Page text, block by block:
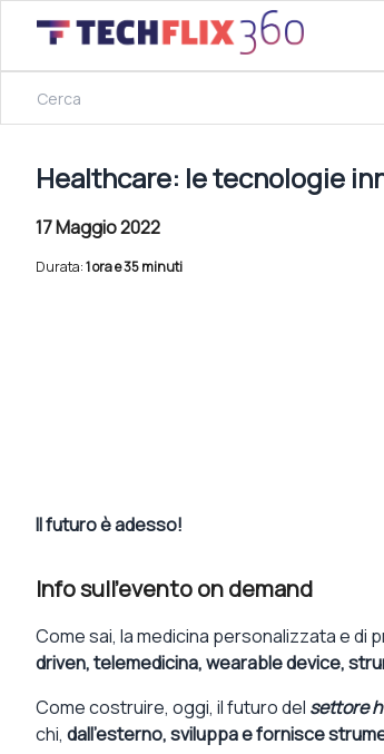
Healthcare: le tecnologie innovative che
Healthcare: le tecnologie
17 Maggio 2022
Durata:1 ora e 35 minuti
Il futuro è adesso!
Info sull'evento on demand
Come sai, la medicina personalizzata e di
driven, telemedicina, wearable device,
Come costruire, oggi, il futuro del settore
chi, dall’esterno, sviluppa e fornisce